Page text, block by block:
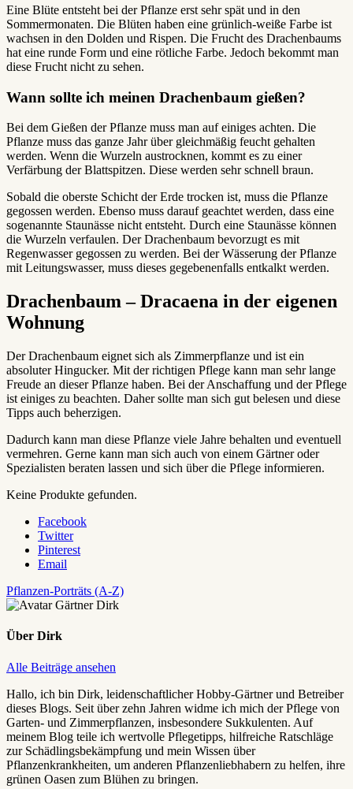
Eine Blüte entsteht bei der Pflanze erst sehr spät und in den
Sommermonaten. Die Blüten haben eine grünlich-weiße Farbe ist
wachsen in den Dolden und Rispen. Die Frucht des Drachenbaums
hat eine runde Form und eine rötliche Farbe. Jedoch bekommt man
diese Frucht nicht zu sehen.
Wann sollte ich meinen Drachenbaum gießen?
Bei dem Gießen der Pflanze muss man auf einiges achten. Die
Pflanze muss das ganze Jahr über gleichmäßig feucht gehalten
werden. Wenn die Wurzeln austrocknen, kommt es zu einer
Verfärbung der Blattspitzen. Diese werden sehr schnell braun.
Sobald die oberste Schicht der Erde trocken ist, muss die Pflanze
gegossen werden. Ebenso muss darauf geachtet werden, dass eine
sogenannte Staunässe nicht entsteht. Durch eine Staunässe können
die Wurzeln verfaulen. Der Drachenbaum bevorzugt es mit
Regenwasser gegossen zu werden. Bei der Wässerung der Pflanze
mit Leitungswasser, muss dieses gegebenenfalls entkalkt werden.
Drachenbaum – Dracaena in der eigenen
Wohnung
Der Drachenbaum eignet sich als Zimmerpflanze und ist ein
absoluter Hingucker. Mit der richtigen Pflege kann man sehr lange
Freude an dieser Pflanze haben. Bei der Anschaffung und der Pflege
ist einiges zu beachten. Daher sollte man sich gut belesen und diese
Tipps auch beherzigen.
Dadurch kann man diese Pflanze viele Jahre behalten und eventuell
vermehren. Gerne kann man sich auch von einem Gärtner oder
Spezialisten beraten lassen und sich über die Pflege informieren.
Keine Produkte gefunden.
Facebook
Twitter
Pinterest
Email
Pflanzen-Porträts (A-Z)
Über Dirk
Alle Beiträge ansehen
Hallo, ich bin Dirk, leidenschaftlicher Hobby-Gärtner und Betreiber
dieses Blogs. Seit über zehn Jahren widme ich mich der Pflege von
Garten- und Zimmerpflanzen, insbesondere Sukkulenten. Auf
meinem Blog teile ich wertvolle Pflegetipps, hilfreiche Ratschläge
zur Schädlingsbekämpfung und mein Wissen über
Pflanzenkrankheiten, um anderen Pflanzenliebhabern zu helfen, ihre
grünen Oasen zum Blühen zu bringen.